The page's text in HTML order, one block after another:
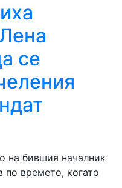
се
на бившия началник
по времето, когато